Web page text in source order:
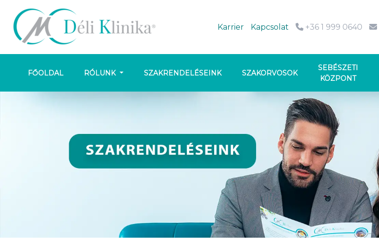
Karrier Kapcsolat +36 1 999 0640
FŐOLDAL RÓLUNK SZAKRENDELÉSEINK SZAKORVOSOK
SEBÉSZETI
KÖZPONT